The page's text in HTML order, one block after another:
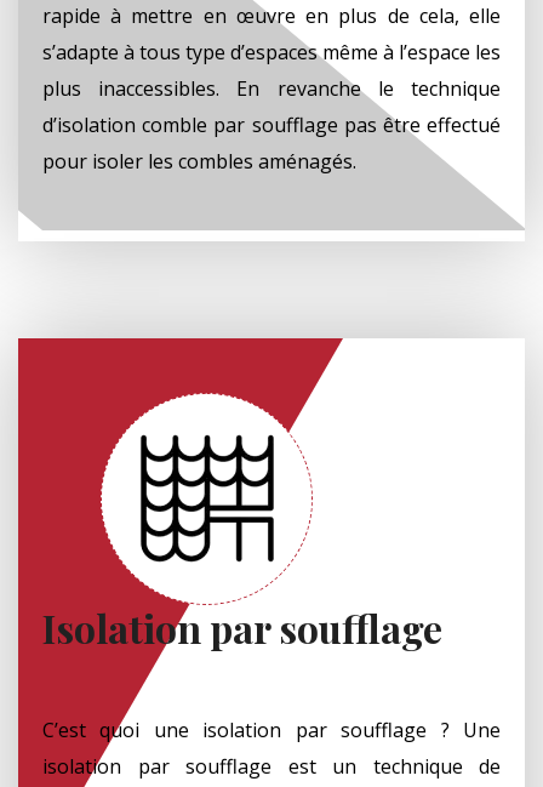
rapide à mettre en œuvre en plus de cela, elle
s’adapte à tous type d’espaces même à l’espace les
plus inaccessibles. En revanche le technique
d’isolation comble par soufflage pas être effectué
pour isoler les combles aménagés.
Isolation par soufflage
C’est quoi une isolation par soufflage ? Une
isolation par soufflage est un technique de